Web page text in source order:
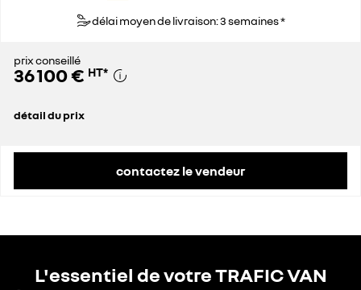
délai moyen de livraison: 3 semaines *
prix conseillé
36 100 € HT*
détail du prix
contactez le vendeur
L'essentiel de votre TRAFIC VAN